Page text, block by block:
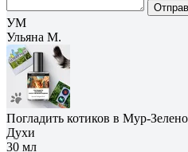
УМ
Ульяна М.
Погладить котиков в Мур-
Духи
30 мл